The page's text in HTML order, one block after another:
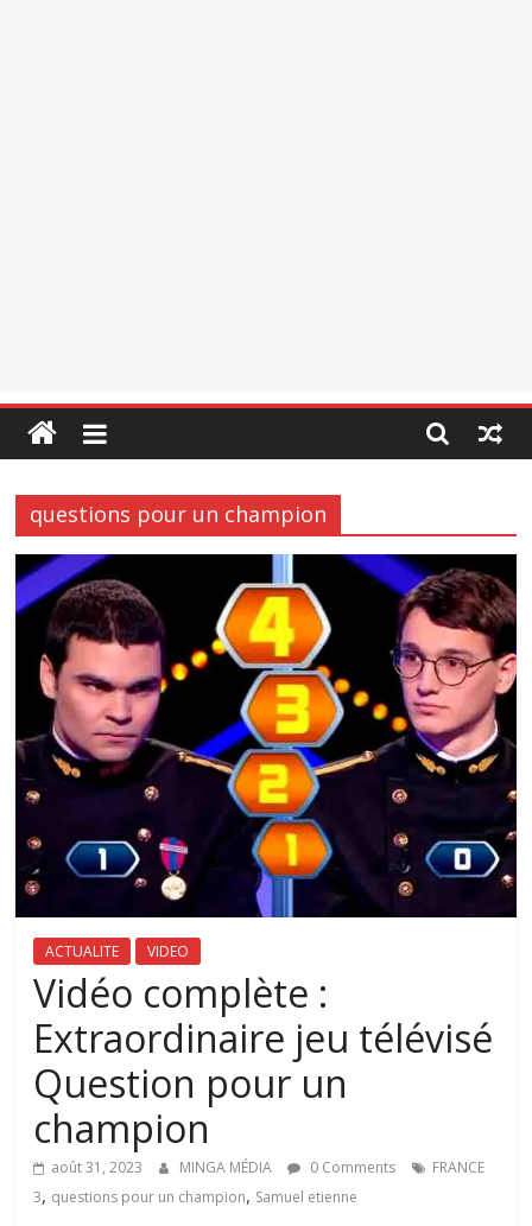
questions pour un champion
ACTUALITE VIDEO
Vidéo complète :
Extraordinaire jeu télévisé
Question pour un
champion
août 31, 2023 MINGA MÉDIA 0 Comments
FRANCE
3, questions pour un champion, Samuel etienne